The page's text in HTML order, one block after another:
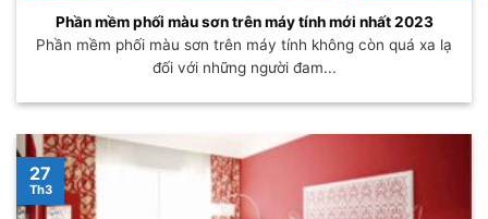
Phần mềm phối màu sơn trên máy tính mới nhất 2023
Phần mềm phối màu sơn trên máy tính không còn quá xa lạ
đối với những người đam...
27
Th3